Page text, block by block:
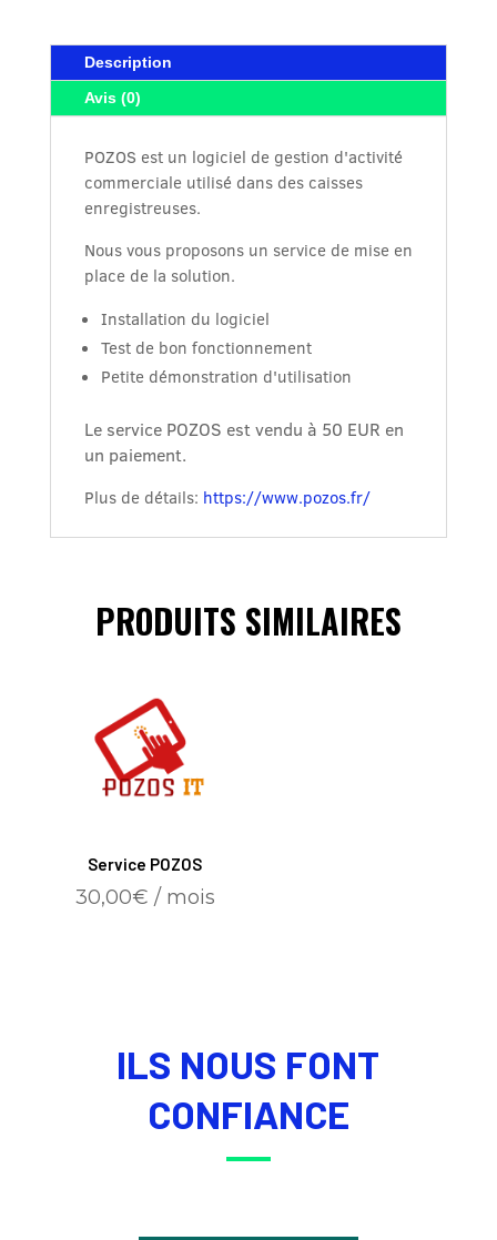
Description
Avis (0)
POZOS est un logiciel de gestion d'activité
commerciale utilisé dans des caisses
enregistreuses.
Nous vous proposons un service de mise en
place de la solution.
Installation du logiciel
Test de bon fonctionnement
Petite démonstration d'utilisation
Le service POZOS est vendu à 50 EUR en
un paiement.
Plus de détails: https://www.pozos.fr/
PRODUITS SIMILAIRES
Service POZOS
30,00€ / mois
ILS NOUS FONT
CONFIANCE